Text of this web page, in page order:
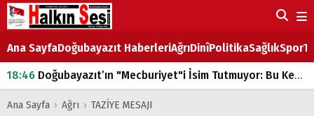
Ana SayfaDoğubayazıt HaberleriAğrıDinîPolitikaSağlıkSpor
18:46 Doğubayazıt’ın "Mecburiyet"i İsim Tutmuyor: Bu Kez de Mem u Zîn Oldu!
07:53Doğubayazıt’ta Ekmek Fiyatlarına Zam
Ana Sayfa › Ağrı › TAZİYE MESAJI